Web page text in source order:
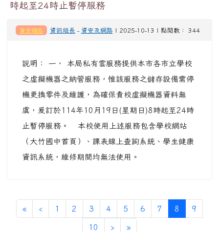
時起至24時止暫停服務
資安網路 資訊組長 - 資安及網路| 2025-10-13 | 點閱數： 344
說明： 一、 本局私有雲服務提供本市各市立學校
之虛擬機器之納管服務，惟該服務之儲存設備需停
機更換零件及維護，為確保貴校虛擬機器資料無
虞，爰訂於114年10月19日(星期日)8時起至24時
止暫停服務。 本校使用上述服務包含學校網站
（大竹國中首頁）、課表線上查詢系統、學生健康
資訊系統，維修期間均無法使用。
«第一頁
‹ 上一頁
1 2 3 4 5 6 7 8 (目前頁次)
9
10 ›下一頁
»最後頁